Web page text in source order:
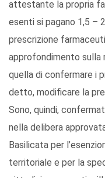
attestante la propria
esenti si pagano 1,5 –
prescrizione
approfondimento sulla
quella di confermare i
detto, modificare la
Sono, quindi,
nella delibera
Basilicata per
territoriale e per la